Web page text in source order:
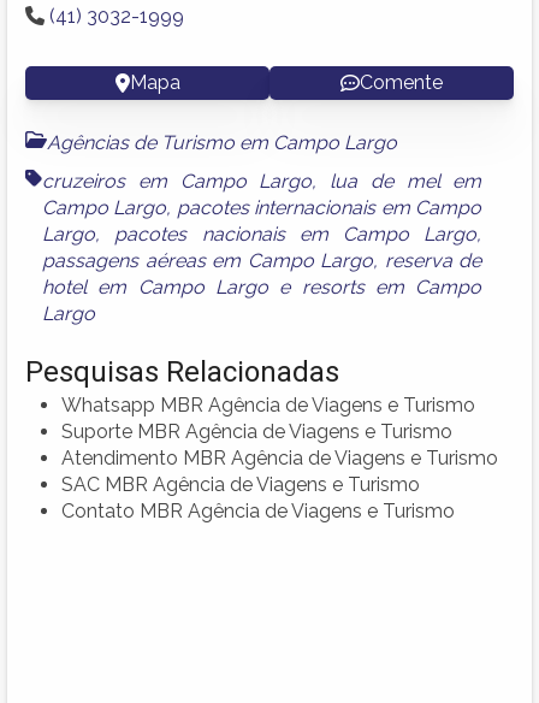
(41) 3032-1999
Mapa Comente
Agências de Turismo em Campo Largo
cruzeiros em Campo Largo, lua de mel em
Campo Largo, pacotes internacionais em Campo
Largo, pacotes nacionais em Campo Largo,
passagens aéreas em Campo Largo, reserva de
hotel em Campo Largo e resorts em Campo
Largo
Pesquisas Relacionadas
Whatsapp MBR Agência de Viagens e Turismo
Suporte MBR Agência de Viagens e Turismo
Atendimento MBR Agência de Viagens e Turismo
SAC MBR Agência de Viagens e Turismo
Contato MBR Agência de Viagens e Turismo